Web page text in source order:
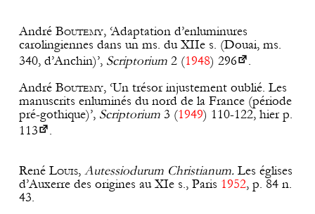
André Boutemy, ‘Adaptation d’enluminures
carolingiennes dans un ms. du XIIe s. (Douai, ms.
340, d’Anchin)’, Scriptorium2 (1948) 296
.
André Boutemy, ‘Un trésor injustement oublié. Les
manuscrits enluminés du nord de la France (période
pré-gothique)’, Scriptorium3 (1949) 110-122, hier p.
113
.
René Louis, Autessiodurum Christianum. Les églises
d’Auxerre des origines au XIe s., Paris 1952, p. 84 n.
43.